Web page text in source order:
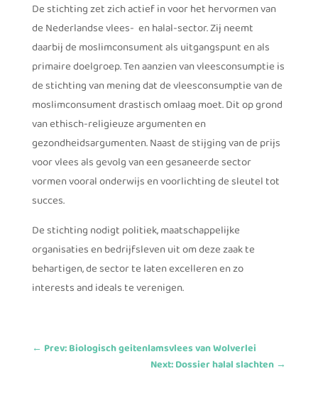
De stichting zet zich actief in voor het hervormen van
de Nederlandse vlees- en halal-sector. Zij neemt
daarbij de moslimconsument als uitgangspunt en als
primaire doelgroep. Ten aanzien van vleesconsumptie is
de stichting van mening dat de vleesconsumptie van de
moslimconsument drastisch omlaag moet. Dit op grond
van ethisch-religieuze argumenten en
gezondheidsargumenten. Naast de stijging van de prijs
voor vlees als gevolg van een gesaneerde sector
vormen vooral onderwijs en voorlichting de sleutel tot
succes.
De stichting nodigt politiek, maatschappelijke
organisaties en bedrijfsleven uit om deze zaak te
behartigen, de sector te laten excelleren en zo
interests and ideals te verenigen.
← Prev: Biologisch geitenlamsvlees van Wolverlei
Next: Dossier halal slachten →